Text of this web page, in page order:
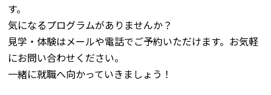
す。
気になるプログラムがありませんか？
見学・体験はメールや電話でご予約いただけます。お気軽
にお問い合わせください。
一緒に就職へ向かっていきましょう！